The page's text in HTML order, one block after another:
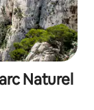
Naturel